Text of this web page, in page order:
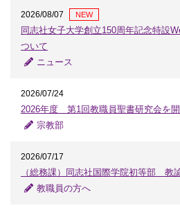
2026/08/07 NEW
同志社女子大学創立150周年記念特設
ついて
ニュース
2026/07/24
2026年度 第1回教職員聖書研究会を
宗教部
2026/07/17
（総務課）同志社国際学院初等部 教
教職員の方へ